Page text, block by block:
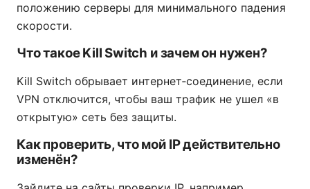
положению серверы для минимального падения
скорости.
Что такое Kill Switch и зачем он нужен?
Kill Switch обрывает интернет‑соединение, если
VPN отключится, чтобы ваш трафик не ушел «в
открытую» сеть без защиты.
Как проверить, что мой IP действительно
изменён?